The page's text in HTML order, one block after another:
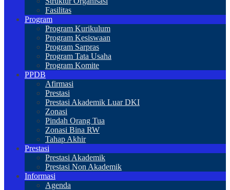
Fasilitas
Program
Program Kurikulum
Program Kesiswaan
Program Sarpras
Program Tata Usaha
Program Komite
PPDB
Afirmasi
Prestasi
Prestasi Akademik Luar DKI
Zonasi
Pindah Orang Tua
Zonasi Bina RW
Tahap Akhir
Prestasi
Prestasi Akademik
Prestasi Non Akademik
Informasi
Agenda